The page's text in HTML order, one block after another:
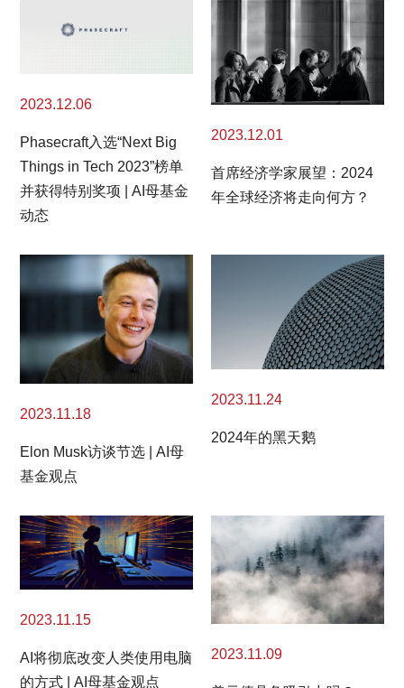
2023.12.06
Phasecraft入选“Next Big
Things in Tech 2023”榜单
并获得特别奖项 | AI母基金
动态
2023.12.01
首席经济学家展望：2024
年全球经济将走向何方？
2023.11.18
Elon Musk访谈节选 | AI母
基金观点
2023.11.24
2024年的黑天鹅
2023.11.15
AI将彻底改变人类使用电脑
的方式 | AI母基金观点
2023.11.09